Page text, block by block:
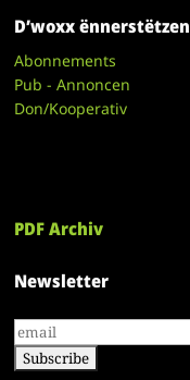
D’woxx ënnerstëtzen
Abonnements
Pub - Annoncen
Don/Kooperativ
PDF Archiv
Newsletter